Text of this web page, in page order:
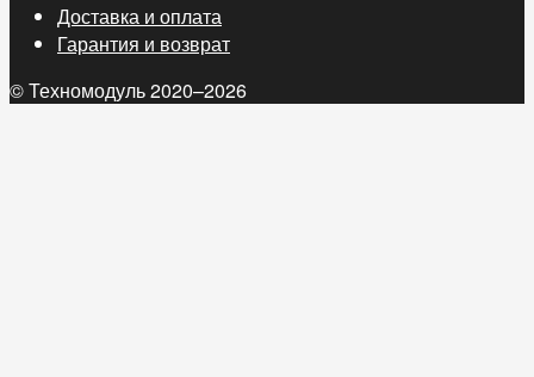
Доставка и оплата
Гарантия и возврат
© Техномодуль 2020–2026